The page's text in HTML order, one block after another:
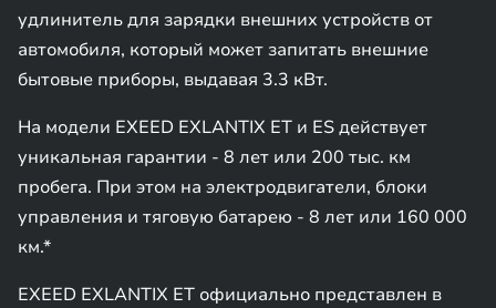
удлинитель для зарядки внешних устройств от
автомобиля, который может запитать внешние
бытовые приборы, выдавая 3.3 кВт.
На модели EXEED EXLANTIX ET и ES действует
уникальная гарантии - 8 лет или 200 тыс. км
пробега. При этом на электродвигатели, блоки
управления и тяговую батарею - 8 лет или 160 000
км.*
EXEED EXLANTIX ET официально представлен в